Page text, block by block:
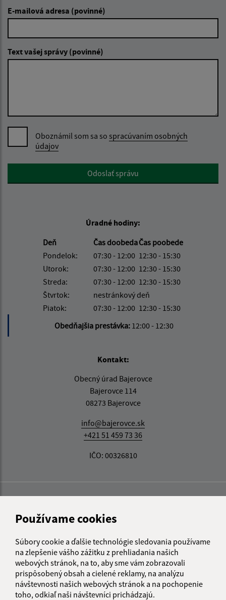
Používame cookies
Súbory cookie a ďalšie technológie sledovania používame
na zlepšenie vášho zážitku z prehliadania našich
webových stránok, na to, aby sme vám zobrazovali
prispôsobený obsah a cielené reklamy, na analýzu
návštevnosti našich webových stránok a na pochopenie
toho, odkiaľ naši návštevníci prichádzajú.
E-mailová adresa (povinné)
Text vašej správy (povinné)
Oboznámil som sa so spracúvaním osobných
údajov
Google reCaptcha ResponseOdoslať správu
Úradné hodiny:
Deň
Čas doobedaČas poobede
Pondelok:
07:30 - 12:00 12:30 - 15:30
Utorok:
07:30 - 12:00 12:30 - 15:30
Streda:
07:30 - 12:00 12:30 - 15:30
Štvrtok:
nestránkový deň
Piatok:
07:30 - 12:00 12:30 - 15:30
Obedňajšia prestávka: 12:00 - 12:30
Kontakt:
Obecný úrad Bajerovce
Bajerovce 114
08273 Bajerovce
info@bajerovce.sk
+421 51 459 73 36
IČO: 00326810